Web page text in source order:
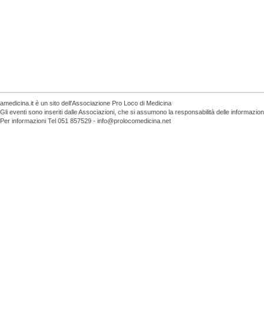
amedicina.it è un sito dell'Associazione Pro Loco di Medicina
Gli eventi sono inseriti dalle Associazioni, che si assumono la responsabilità delle
Per informazioni Tel 051 857529 - info@prolocomedicina.net